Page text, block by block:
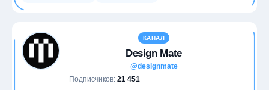
КАНАЛ
Design Mate
@designmate
Подписчиков: 21 451